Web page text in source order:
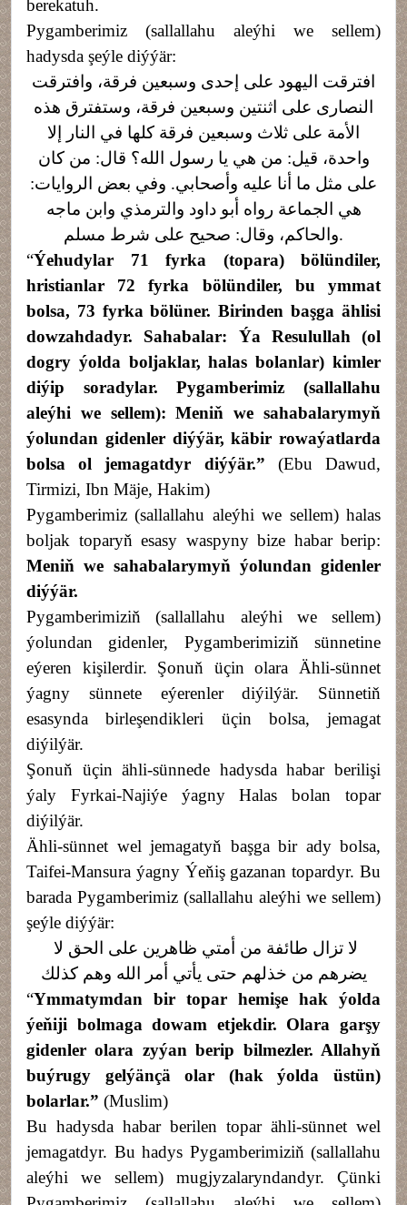
berekatuh.
Pygamberimiz (sallallahu aleýhi we sellem)
hadysda şeýle diýýär:
افترقت اليهود على إحدى وسبعين فرقة، وافترقت
النصارى على اثنتين وسبعين فرقة، وستفترق هذه
الأمة على ثلاث وسبعين فرقة كلها في النار إلا
واحدة، قيل: من هي يا رسول الله؟ قال: من كان
على مثل ما أنا عليه وأصحابي. وفي بعض الروايات:
هي الجماعة رواه أبو داود والترمذي وابن ماجه
والحاكم، وقال: صحيح على شرط مسلم
.
“Ýehudylar 71 fyrka (topara) bölündiler,
hristianlar 72 fyrka bölündiler, bu ymmat
bolsa, 73 fyrka bölüner. Birinden başga ählisi
dowzahdadyr. Sahabalar: Ýa Resulullah (ol
dogry ýolda boljaklar, halas bolanlar) kimler
diýip soradylar. Pygamberimiz (sallallahu
aleýhi we sellem): Meniň we sahabalarymyň
ýolundan gidenler diýýär, käbir rowaýatlarda
bolsa ol jemagatdyr diýýär.” (Ebu Dawud,
Tirmizi, Ibn Mäje, Hakim)
Pygamberimiz (sallallahu aleýhi we sellem) halas
boljak toparyň esasy waspyny bize habar berip:
Meniň we sahabalarymyň ýolundan gidenler
diýýär.
Pygamberimiziň (sallallahu aleýhi we sellem)
ýolundan gidenler, Pygamberimiziň sünnetine
eýeren kişilerdir. Şonuň üçin olara Ähli-sünnet
ýagny sünnete eýerenler diýilýär. Sünnetiň
esasynda birleşendikleri üçin bolsa, jemagat
diýilýär.
Şonuň üçin ähli-sünnede hadysda habar berilişi
ýaly Fyrkai-Najiýe ýagny Halas bolan topar
diýilýär.
Ähli-sünnet wel jemagatyň başga bir ady bolsa,
Taifei-Mansura ýagny Ýeňiş gazanan topardyr. Bu
barada Pygamberimiz (sallallahu aleýhi we sellem)
şeýle diýýär:
يضرهم من خذلهم حتى يأتي أمر الله وهم كذلك
“Ymmatymdan bir topar hemişe hak ýolda
ýeňiji bolmaga dowam etjekdir. Olara garşy
gidenler olara zyýan berip bilmezler. Allahyň
buýrugy gelýänçä olar (hak ýolda üstün)
bolarlar.” (Muslim)
Bu hadysda habar berilen topar ähli-sünnet wel
jemagatdyr. Bu hadys Pygamberimiziň (sallallahu
aleýhi we sellem) mugjyzalaryndandyr. Çünki